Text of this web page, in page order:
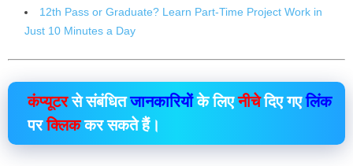
12th Pass or Graduate? Learn Part-Time Project Work in
Just 10 Minutes a Day
कंप्यूटरसे संबंधितजानकारियोंके लिएनीचेदिए गएलिंक
परक्लिककर सकते हैं।